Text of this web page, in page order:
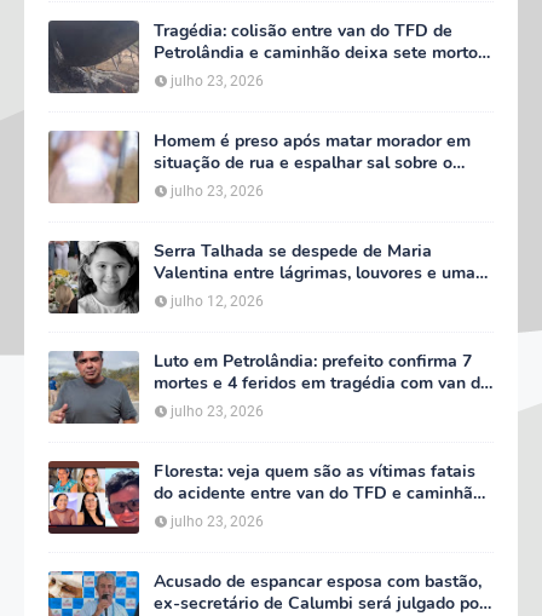
Tragédia: colisão entre van do TFD de
Petrolândia e caminhão deixa sete mortos
em Floresta
julho 23, 2026
Homem é preso após matar morador em
situação de rua e espalhar sal sobre o
corpo em Serra Talhada
julho 23, 2026
Serra Talhada se despede de Maria
Valentina entre lágrimas, louvores e uma
multidão que caminhou ao lado da família
julho 12, 2026
Luto em Petrolândia: prefeito confirma 7
mortes e 4 feridos em tragédia com van do
TFD e decreta três dias de luto oficial
julho 23, 2026
Floresta: veja quem são as vítimas fatais
do acidente entre van do TFD e caminhão
na PE-360
julho 23, 2026
Acusado de espancar esposa com bastão,
ex-secretário de Calumbi será julgado por